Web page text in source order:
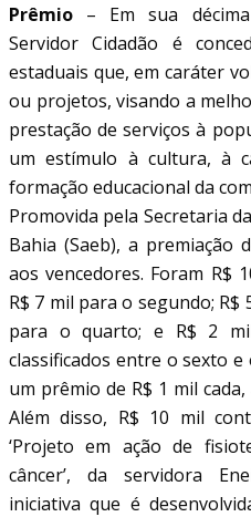
Prêmio – Em sua
Servidor Cidadão é
estaduais que, em caráter
ou projetos, visando a
prestação de serviços à
um estímulo à cultura, à
formação educacional da
Promovida pela Secretaria
Bahia (Saeb), a premiação
aos vencedores. Foram R$
R$ 7 mil para o segundo;
para o quarto; e R$ 2
classificados entre o sexto
um prêmio de R$ 1 mil
Além disso, R$ 10 mil
‘Projeto em ação de
câncer’, da servidora
iniciativa que é